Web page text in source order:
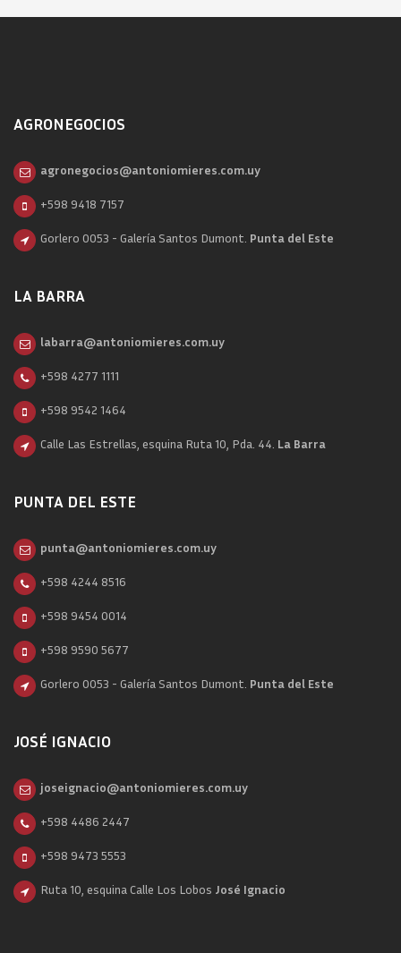
AGRONEGOCIOS
agronegocios@antoniomieres.com.uy
+598 9418 7157
Gorlero 0053 - Galería Santos Dumont. Punta del Este
LA BARRA
labarra@antoniomieres.com.uy
+598 4277 1111
+598 9542 1464
Calle Las Estrellas, esquina Ruta 10, Pda. 44. La Barra
PUNTA DEL ESTE
punta@antoniomieres.com.uy
+598 4244 8516
+598 9454 0014
+598 9590 5677
Gorlero 0053 - Galería Santos Dumont. Punta del Este
JOSÉ IGNACIO
joseignacio@antoniomieres.com.uy
+598 4486 2447
+598 9473 5553
Ruta 10, esquina Calle Los Lobos José Ignacio